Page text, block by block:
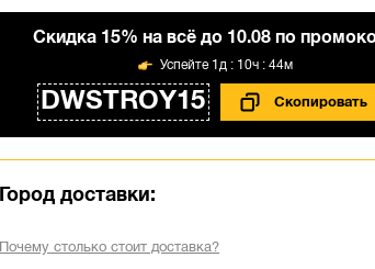
Cкидка 15% на всё до 10.08 по
DWSTROY15
1д : 10ч : 44м
Город доставки:
Почему столько стоит доставка?